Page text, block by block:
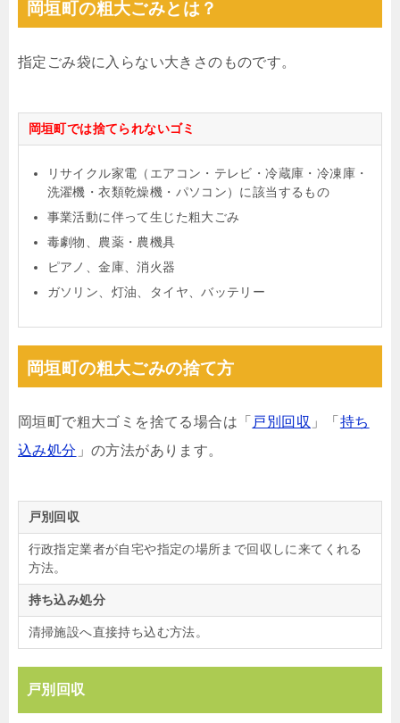
岡垣町の粗大ごみとは？
指定ごみ袋に入らない大きさのものです。
岡垣町では捨てられないゴミ
リサイクル家電（エアコン・テレビ・冷蔵庫・冷凍庫・
洗濯機・衣類乾燥機・パソコン）に該当するもの
事業活動に伴って生じた粗大ごみ
毒劇物、農薬・農機具
ピアノ、金庫、消火器
ガソリン、灯油、タイヤ、バッテリー
岡垣町の粗大ごみの捨て方
岡垣町で粗大ゴミを捨てる場合は「 戸別回収 」「 持ち
込み処分 」の方法があります。
戸別回収
行政指定業者が自宅や指定の場所まで回収しに来てくれる
方法。
持ち込み処分
清掃施設へ直接持ち込む方法。
戸別回収